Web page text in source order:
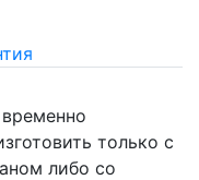
только с
либо со